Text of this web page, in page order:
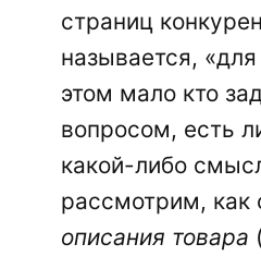
страниц
называется,
этом мало кто
вопросом, есть
какой-либо
рассмотрим,
описания товара